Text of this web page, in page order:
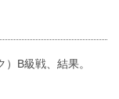
B級戦、結果。